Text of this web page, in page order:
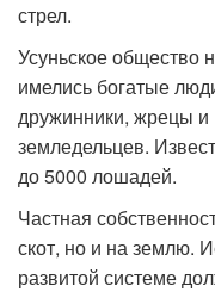
стрел.
Усуньское
имелись богатые
дружинники, жрецы и
земледельцев.
до 5000 лошадей.
Частная
скот, но и на землю.
развитой системе